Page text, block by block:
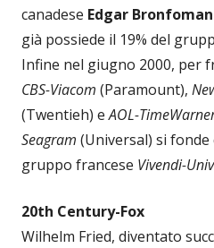
canadese Edgar Bronfoman
già possiede il 19% del
Infine nel giugno 2000, per
CBS-Viacom (Paramount),
(Twentieh) eAOL-
Seagram (Universal) si
gruppo francese Vivendi-
20th Century-Fox
Wilhelm Fried, diventato